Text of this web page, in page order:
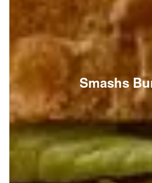
Smashs